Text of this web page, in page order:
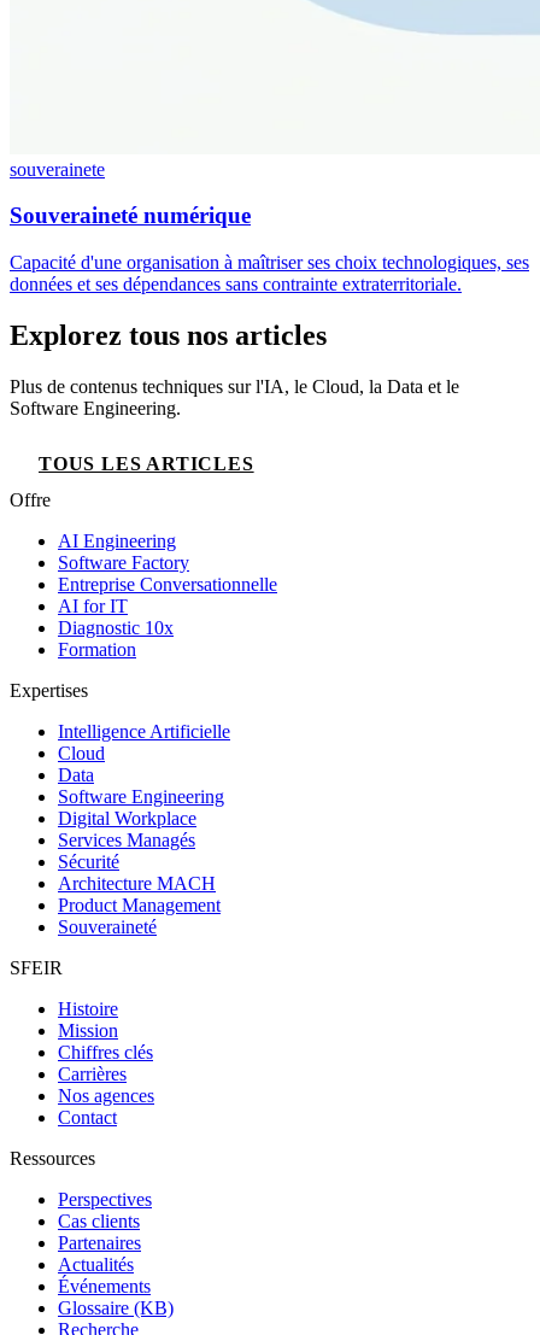
souverainete
Souveraineté numérique
Capacité d'une organisation à maîtriser ses choix technologiques, ses
données et ses dépendances sans contrainte extraterritoriale.
Explorez tous nos articles
Plus de contenus techniques sur l'IA, le Cloud, la Data et le
Software Engineering.
TOUS LES ARTICLES
Offre
AI Engineering
Software Factory
Entreprise Conversationnelle
AI for IT
Diagnostic 10x
Formation
Expertises
Intelligence Artificielle
Cloud
Data
Software Engineering
Digital Workplace
Services Managés
Sécurité
Architecture MACH
Product Management
Souveraineté
SFEIR
Histoire
Mission
Chiffres clés
Carrières
Nos agences
Contact
Ressources
Perspectives
Cas clients
Partenaires
Actualités
Événements
Glossaire (KB)
Recherche